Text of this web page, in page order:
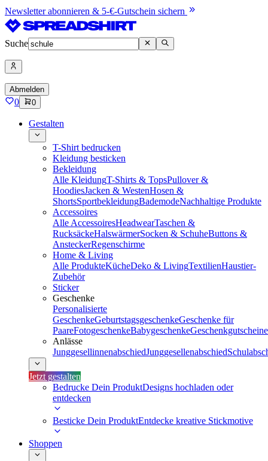
Newsletter abonnieren & 5-€-Gutschein sichern
Suche
Abmelden
0 0
Gestalten
T-Shirt bedrucken
Kleidung besticken
Bekleidung
Alle KleidungT-Shirts & TopsPullover &
HoodiesJacken & WestenHosen &
ShortsSportbekleidungBademodeNachhaltige Produkte
Accessoires
Alle AccessoiresHeadwearTaschen &
RucksäckeHalswärmerSocken & SchuheButtons &
AnsteckerRegenschirme
Home & Living
Alle ProdukteKücheDeko & LivingTextilienHaustier-
Zubehör
Sticker
Geschenke
Personalisierte
GeschenkeGeburtstagsgeschenkeGeschenke für
PaareFotogeschenkeBabygeschenkeGeschenkgutscheine
Anlässe
JunggesellinnenabschiedJunggesellenabschied
Jetzt gestalten
Bedrucke Dein ProduktDesigns hochladen oder
entdecken
Besticke Dein ProduktEntdecke kreative Stickmotive
Shoppen